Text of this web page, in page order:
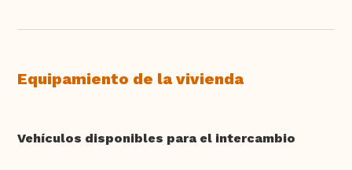
Equipamiento de la vivienda
Vehículos disponibles para el intercambio